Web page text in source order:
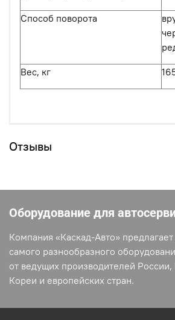
Способ поворота
Вес, кг
Отзывы
Оборудование для
Компания «Каскад-Авто»
самого разнообразного
от ведущих производителей
Кореи и европейских стран.